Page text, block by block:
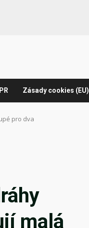
PR Zásady cookies (EU)
pro dva
malá